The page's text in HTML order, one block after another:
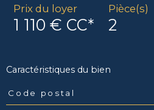
Prix du loyer
1 110 € CC*
Pièce(s)
2
Caractéristiques du bien
Caractéristiques Valeurs
Code postal